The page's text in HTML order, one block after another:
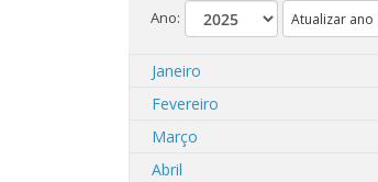
Ano:
Janeiro
Fevereiro
Março
Abril